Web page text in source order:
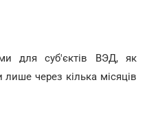
для суб'єктів ВЭД, як
через кілька місяців